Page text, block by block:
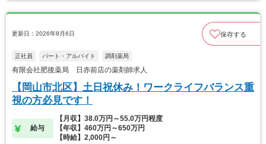
更新日：2026年8月6日 保存する
正社員 パート・アルバイト 調剤薬局
有限会社肥後薬局 日赤前店の薬剤師求人
【岡山市北区】土日祝休み！ワークライフバランス重
視の方必見です！
給与
【月収】38.0万円～55.0万円程度
【年収】460万円～650万円
【時給】2,000円～